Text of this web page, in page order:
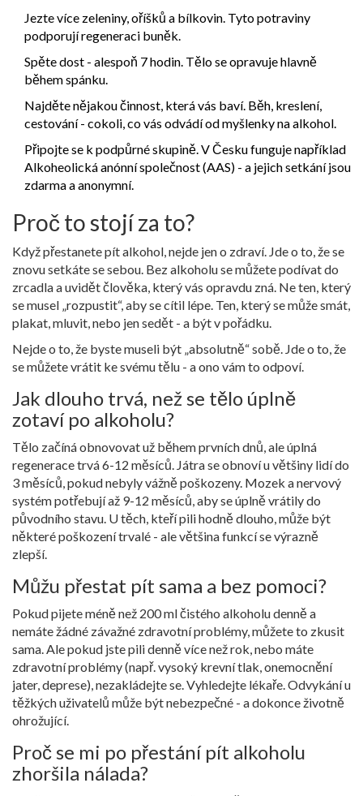
Jezte více zeleniny, oříšků a bílkovin. Tyto potraviny
podporují regeneraci buněk.
Spěte dost - alespoň 7 hodin. Tělo se opravuje hlavně
během spánku.
Najděte nějakou činnost, která vás baví. Běh, kreslení,
cestování - cokoli, co vás odvádí od myšlenky na alkohol.
Připojte se k podpůrné skupině. V Česku funguje například
Alkoheolická anónní společnost (AAS) - a jejich setkání jsou
zdarma a anonymní.
Proč to stojí za to?
Když přestanete pít alkohol, nejde jen o zdraví. Jde o to, že se
znovu setkáte se sebou. Bez alkoholu se můžete podívat do
zrcadla a uvidět člověka, který vás opravdu zná. Ne ten, který
se musel „rozpustit“, aby se cítil lépe. Ten, který se může smát,
plakat, mluvit, nebo jen sedět - a být v pořádku.
Nejde o to, že byste museli být „absolutně“ sobě. Jde o to, že
se můžete vrátit ke svému tělu - a ono vám to odpoví.
Jak dlouho trvá, než se tělo úplně
zotaví po alkoholu?
Tělo začíná obnovovat už během prvních dnů, ale úplná
regenerace trvá 6-12 měsíců. Játra se obnoví u většiny lidí do
3 měsíců, pokud nebyly vážně poškozeny. Mozek a nervový
systém potřebují až 9-12 měsíců, aby se úplně vrátily do
původního stavu. U těch, kteří pili hodně dlouho, může být
některé poškození trvalé - ale většina funkcí se výrazně
zlepší.
Můžu přestat pít sama a bez pomoci?
Pokud pijete méně než 200 ml čistého alkoholu denně a
nemáte žádné závažné zdravotní problémy, můžete to zkusit
sama. Ale pokud jste pili denně více než rok, nebo máte
zdravotní problémy (např. vysoký krevní tlak, onemocnění
jater, deprese), nezakládejte se. Vyhledejte lékaře. Odvykání u
těžkých uživatelů může být nebezpečné - a dokonce životně
ohrožující.
Proč se mi po přestání pít alkoholu
zhoršila nálada?